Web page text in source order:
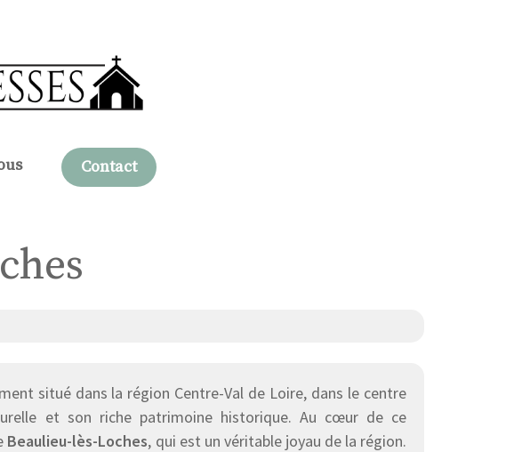
Contact
situé dans la région Centre-Val de Loire, dans le centre
et son riche patrimoine historique. Au cœur de ce
Beaulieu-lès-Loches, qui est un véritable joyau de la région.